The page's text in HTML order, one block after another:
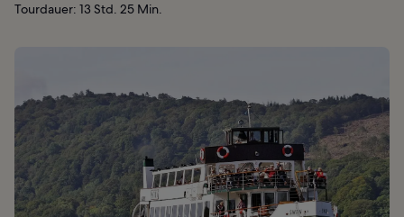
Tourdauer: 13 Std. 25 Min.